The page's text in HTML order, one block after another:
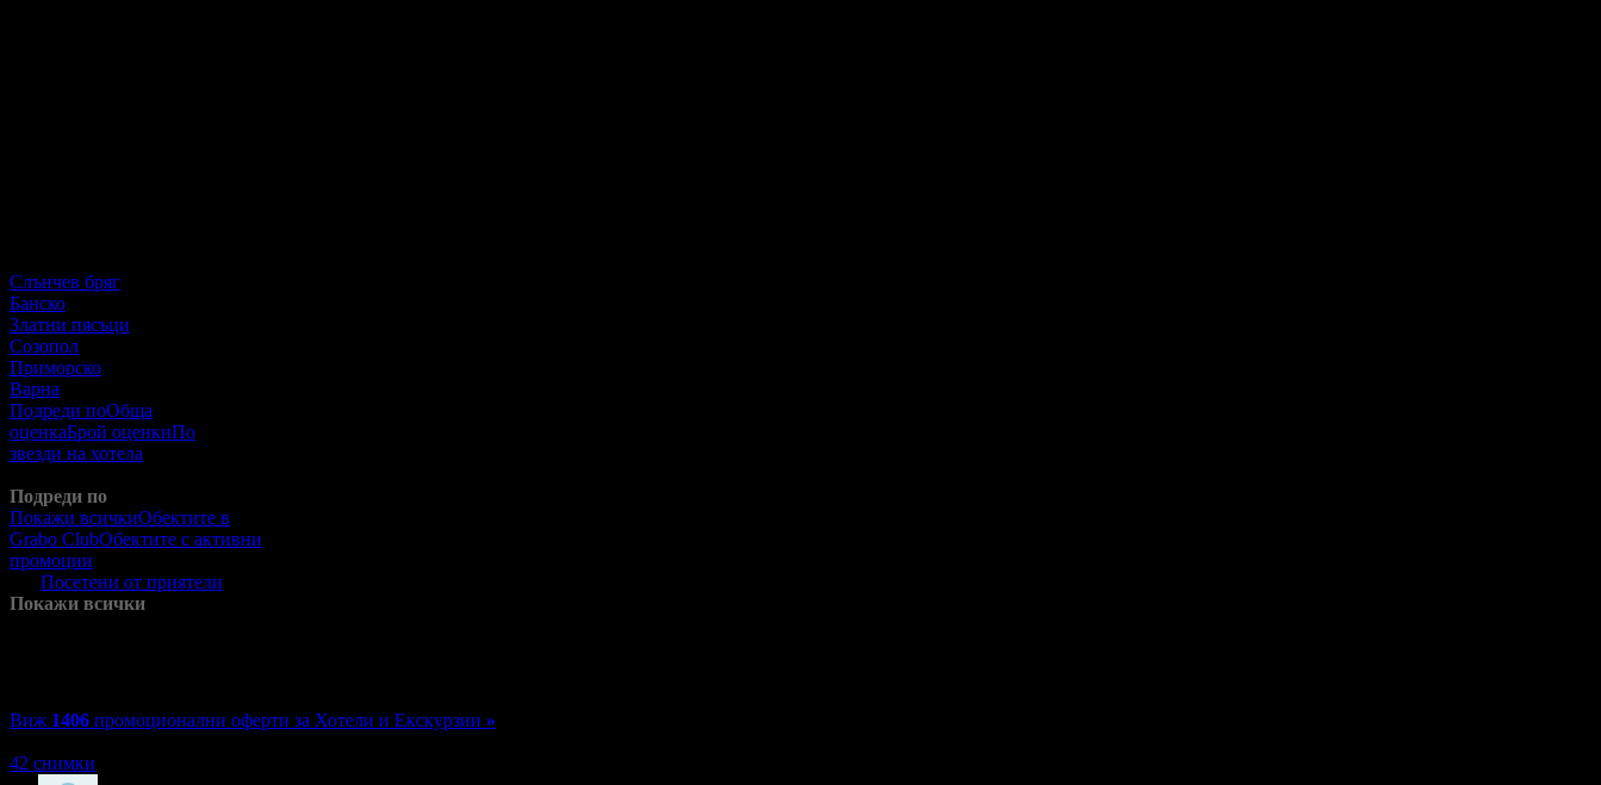
Слънчев бряг
Банско
Златни пясъци
Созопол
Приморско
Варна
Подреди поОбща
оценкаБрой оценкиПо
звезди на хотела
Подреди по
Покажи всичкиОбектите в
Grabo ClubОбектите с активни
промоции
Посетени от приятели
Покажи всички
Виж 1406 промоционални оферти за Хотели и Екскурзии »
42 снимки